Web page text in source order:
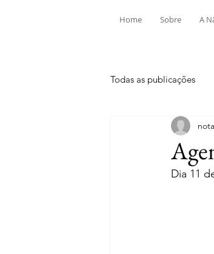
Home Sobre A
Todas as publicações
Aldeia do Mato e
MouriscasDia 11